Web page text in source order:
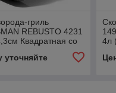
гриль
REBUSTO 4231
Квадратная со
уточняйте
4л